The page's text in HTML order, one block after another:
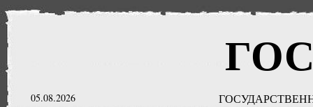
05.08.2026